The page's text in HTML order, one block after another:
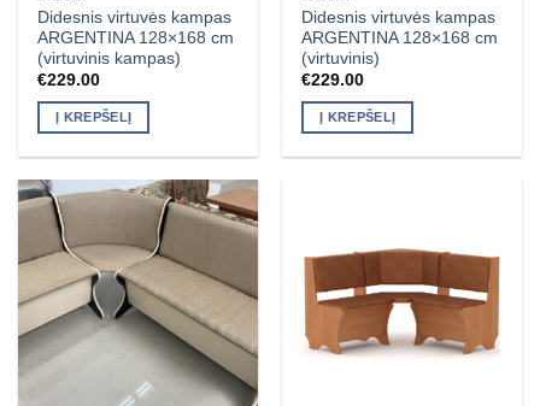
Didesnis virtuvės kampas
ARGENTINA 128×168 cm
(virtuvinis kampas)
€229.00
Į KREPŠELĮ
Didesnis virtuvės kampas
ARGENTINA 128×168 cm
(virtuvinis)
€229.00
Į KREPŠELĮ